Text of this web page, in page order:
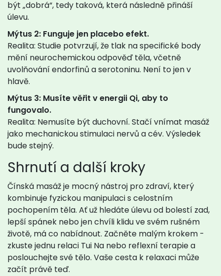
být „dobrá“, tedy taková, která následně přináší
úlevu.
Mýtus 2: Funguje jen placebo efekt.
Realita: Studie potvrzují, že tlak na specifické body
mění neurochemickou odpověď těla, včetně
uvolňování endorfinů a serotoninu. Není to jen v
hlavě.
Mýtus 3: Musíte věřit v energii Qi, aby to
fungovalo.
Realita: Nemusíte být duchovní. Stačí vnímat masáž
jako mechanickou stimulaci nervů a cév. Výsledek
bude stejný.
Shrnutí a další kroky
Čínská masáž je mocný nástroj pro zdraví, který
kombinuje fyzickou manipulaci s celostním
pochopením těla. Ať už hledáte úlevu od bolestí zad,
lepší spánek nebo jen chvíli klidu ve svém rušném
životě, má co nabídnout. Začněte malým krokem -
zkuste jednu relaci Tui Na nebo reflexní terapie a
poslouchejte své tělo. Vaše cesta k relaxaci může
začít právě teď.